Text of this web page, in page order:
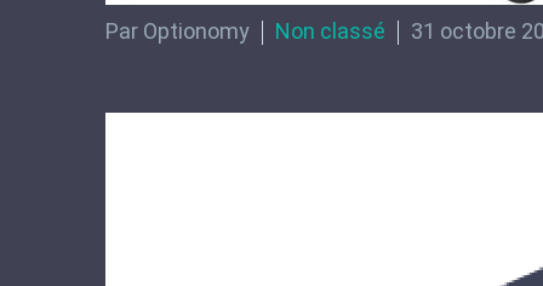
Par Optionomy Non classé 31 octobre